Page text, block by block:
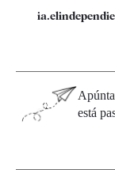
está